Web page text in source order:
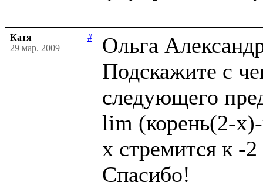
Катя
#
29 мар. 2009
Ольга
Подскажите с
следующего
lim (корень(2-
x стремится к -2